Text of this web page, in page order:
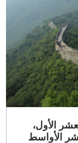
الأول،
الأواسط